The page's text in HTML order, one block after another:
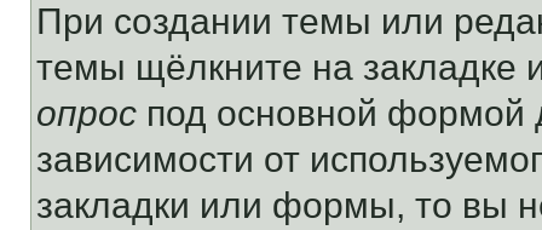
При создании темы или
темы щёлкните на
опрос под основной формой
зависимости от
закладки или формы, то вы